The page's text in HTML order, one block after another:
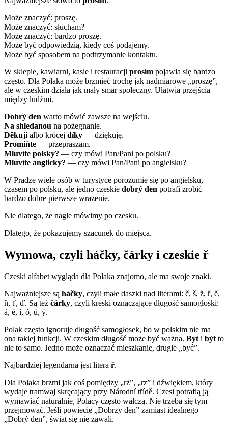
Może znaczyć: proszę.
Może znaczyć: słucham?
Może znaczyć: bardzo proszę.
Może być odpowiedzią, kiedy coś podajemy.
Może być sposobem na podtrzymanie kontaktu.
W sklepie, kawiarni, kasie i restauracji prosím pojawia się bardzo
często. Dla Polaka może brzmieć trochę jak nadmiarowe „proszę”,
ale w czeskim działa jak mały smar społeczny. Ułatwia przejścia
między ludźmi.
Dobrý den warto mówić zawsze na wejściu.
Na shledanou na pożegnanie.
Děkuji albo krócej díky — dziękuję.
Promiňte — przepraszam.
Mluvíte polsky? — czy mówi Pan/Pani po polsku?
Mluvíte anglicky? — czy mówi Pan/Pani po angielsku?
W Pradze wiele osób w turystyce porozumie się po angielsku,
czasem po polsku, ale jedno czeskie dobrý den potrafi zrobić
bardzo dobre pierwsze wrażenie.
Nie dlatego, że nagle mówimy po czesku.
Dlatego, że pokazujemy szacunek do miejsca.
Wymowa, czyli háčky, čárky i czeskie ř
Czeski alfabet wygląda dla Polaka znajomo, ale ma swoje znaki.
Najważniejsze są háčky, czyli małe daszki nad literami: č, š, ž, ř, ě,
ň, ť, ď. Są też čárky, czyli kreski oznaczające długość samogłoski:
á, é, í, ó, ú, ý.
Polak często ignoruje długość samogłosek, bo w polskim nie ma
ona takiej funkcji. W czeskim długość może być ważna. Byt i být to
nie to samo. Jedno może oznaczać mieszkanie, drugie „być”.
Najbardziej legendarna jest litera ř.
Dla Polaka brzmi jak coś pomiędzy „rż”, „rz” i dźwiękiem, który
wydaje tramwaj skręcający przy Národní třídě. Czesi potrafią ją
wymawiać naturalnie, Polacy często walczą. Nie trzeba się tym
przejmować. Jeśli powiecie „Dobrzy den” zamiast idealnego
„Dobrý den”, świat się nie zawali.